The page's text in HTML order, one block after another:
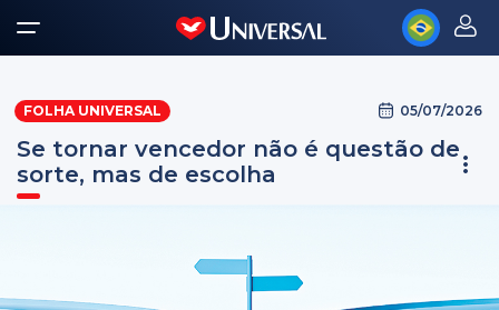
FOLHA UNIVERSAL 05/07/2026
Se tornar vencedor não é questão de
sorte, mas de escolha